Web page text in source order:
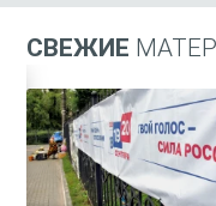
СВЕЖИЕ